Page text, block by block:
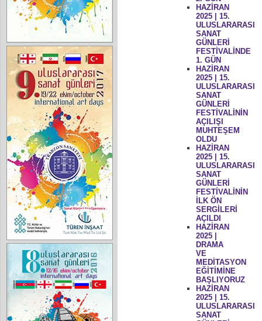
HAZİRAN
2025 | 15.
ULUSLARARASI
SANAT
GÜNLERİ
FESTİVALİNDE
1. GÜN
HAZİRAN
2025 | 15.
ULUSLARARASI
SANAT
GÜNLERİ
FESTİVALİNİN
AÇILIŞI
MUHTEŞEM
OLDU
HAZİRAN
2025 | 15.
ULUSLARARASI
SANAT
GÜNLERİ
FESTİVALİNİN
İLK ÖN
SERGİLERİ
AÇILDI
HAZİRAN
2025 |
DRAMA
VE
MEDİTASYON
EĞİTİMİNE
BAŞLIYORUZ
HAZİRAN
2025 | 15.
ULUSLARARASI
SANAT